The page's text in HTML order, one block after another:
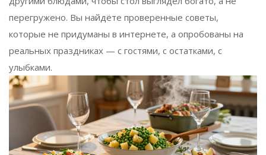
перегружено. Вы найдёте проверенные советы,
которые не придуманы в интернете, а опробованы на
реальных праздниках — с гостями, с остатками, с
улыбками.